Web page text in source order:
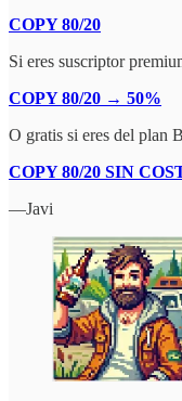
COPY 80/20
Si eres suscriptor
COPY 80/20 → 50%
O gratis si eres del plan
COPY 80/20 SIN
—Javi